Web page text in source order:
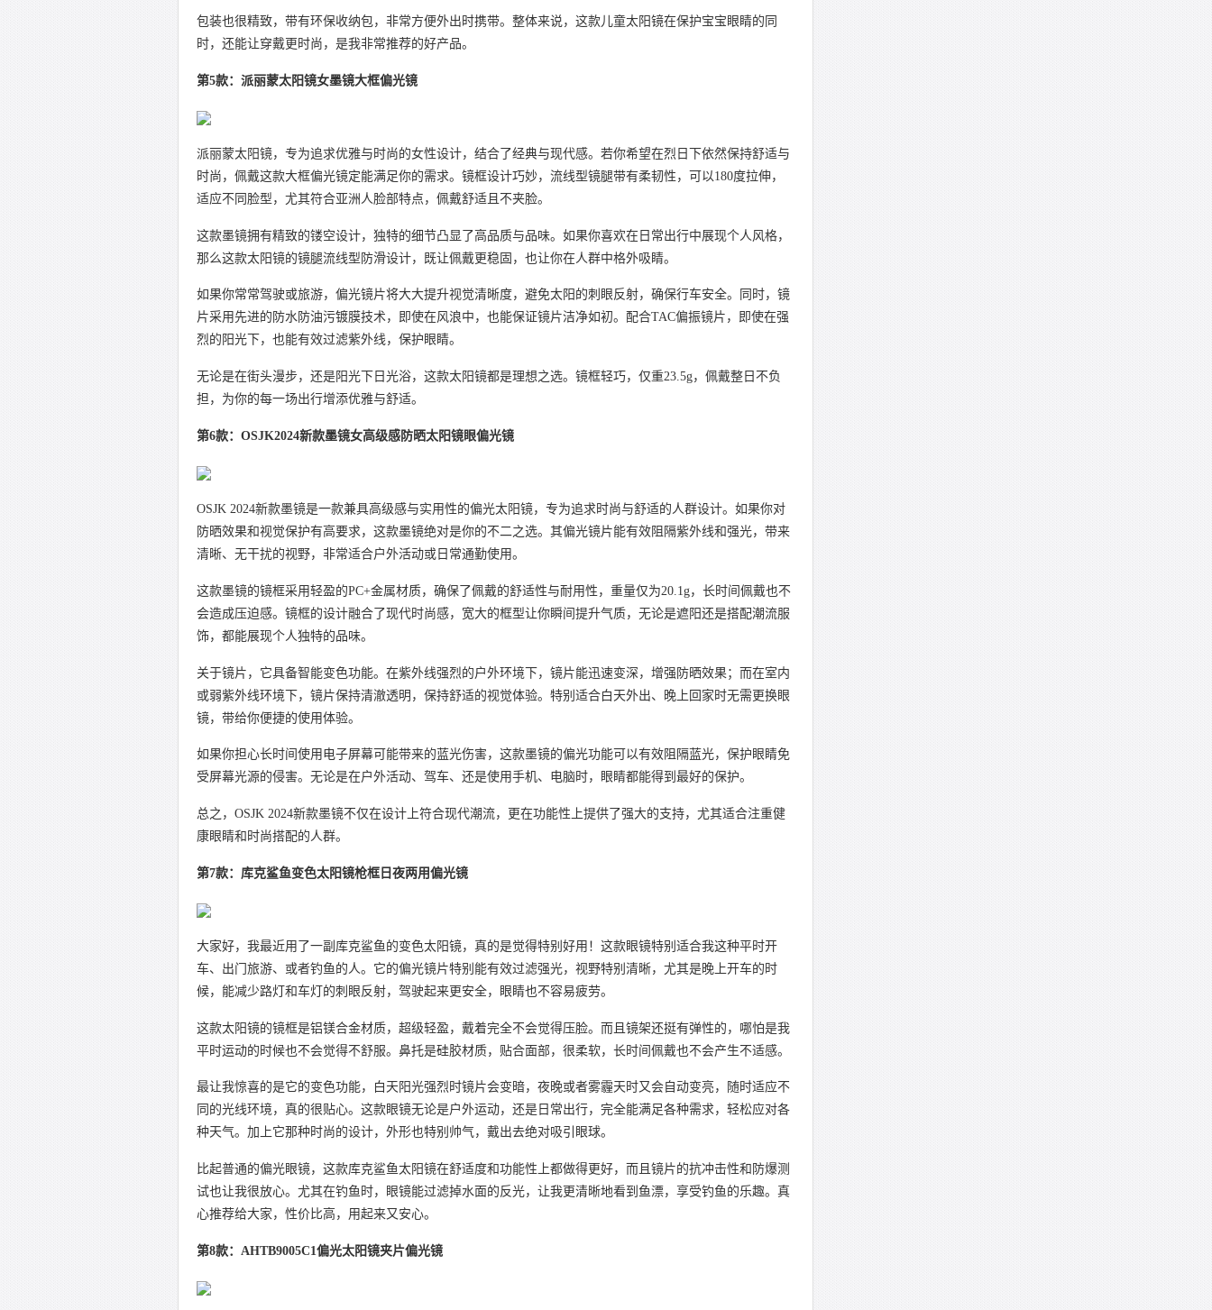
包装也很精致，带有环保收纳包，非常方便外出时携带。整体来说，这款儿童太阳镜在保护宝宝眼睛的同
时，还能让穿戴更时尚，是我非常推荐的好产品。
第5款：派丽蒙太阳镜女墨镜大框偏光镜
派丽蒙太阳镜，专为追求优雅与时尚的女性设计，结合了经典与现代感。若你希望在烈日下依然保持舒适与
时尚，佩戴这款大框偏光镜定能满足你的需求。镜框设计巧妙，流线型镜腿带有柔韧性，可以180度拉伸，
适应不同脸型，尤其符合亚洲人脸部特点，佩戴舒适且不夹脸。
这款墨镜拥有精致的镂空设计，独特的细节凸显了高品质与品味。如果你喜欢在日常出行中展现个人风格，
那么这款太阳镜的镜腿流线型防滑设计，既让佩戴更稳固，也让你在人群中格外吸睛。
如果你常常驾驶或旅游，偏光镜片将大大提升视觉清晰度，避免太阳的刺眼反射，确保行车安全。同时，镜
片采用先进的防水防油污镀膜技术，即使在风浪中，也能保证镜片洁净如初。配合TAC偏振镜片，即使在强
烈的阳光下，也能有效过滤紫外线，保护眼睛。
无论是在街头漫步，还是阳光下日光浴，这款太阳镜都是理想之选。镜框轻巧，仅重23.5g，佩戴整日不负
担，为你的每一场出行增添优雅与舒适。
第6款：OSJK2024新款墨镜女高级感防晒太阳镜眼偏光镜
OSJK 2024新款墨镜是一款兼具高级感与实用性的偏光太阳镜，专为追求时尚与舒适的人群设计。如果你对
防晒效果和视觉保护有高要求，这款墨镜绝对是你的不二之选。其偏光镜片能有效阻隔紫外线和强光，带来
清晰、无干扰的视野，非常适合户外活动或日常通勤使用。
这款墨镜的镜框采用轻盈的PC+金属材质，确保了佩戴的舒适性与耐用性，重量仅为20.1g，长时间佩戴也不
会造成压迫感。镜框的设计融合了现代时尚感，宽大的框型让你瞬间提升气质，无论是遮阳还是搭配潮流服
饰，都能展现个人独特的品味。
关于镜片，它具备智能变色功能。在紫外线强烈的户外环境下，镜片能迅速变深，增强防晒效果；而在室内
或弱紫外线环境下，镜片保持清澈透明，保持舒适的视觉体验。特别适合白天外出、晚上回家时无需更换眼
镜，带给你便捷的使用体验。
如果你担心长时间使用电子屏幕可能带来的蓝光伤害，这款墨镜的偏光功能可以有效阻隔蓝光，保护眼睛免
受屏幕光源的侵害。无论是在户外活动、驾车、还是使用手机、电脑时，眼睛都能得到最好的保护。
总之，OSJK 2024新款墨镜不仅在设计上符合现代潮流，更在功能性上提供了强大的支持，尤其适合注重健
康眼睛和时尚搭配的人群。
第7款：库克鲨鱼变色太阳镜枪框日夜两用偏光镜
大家好，我最近用了一副库克鲨鱼的变色太阳镜，真的是觉得特别好用！这款眼镜特别适合我这种平时开
车、出门旅游、或者钓鱼的人。它的偏光镜片特别能有效过滤强光，视野特别清晰，尤其是晚上开车的时
候，能减少路灯和车灯的刺眼反射，驾驶起来更安全，眼睛也不容易疲劳。
这款太阳镜的镜框是铝镁合金材质，超级轻盈，戴着完全不会觉得压脸。而且镜架还挺有弹性的，哪怕是我
平时运动的时候也不会觉得不舒服。鼻托是硅胶材质，贴合面部，很柔软，长时间佩戴也不会产生不适感。
最让我惊喜的是它的变色功能，白天阳光强烈时镜片会变暗，夜晚或者雾霾天时又会自动变亮，随时适应不
同的光线环境，真的很贴心。这款眼镜无论是户外运动，还是日常出行，完全能满足各种需求，轻松应对各
种天气。加上它那种时尚的设计，外形也特别帅气，戴出去绝对吸引眼球。
比起普通的偏光眼镜，这款库克鲨鱼太阳镜在舒适度和功能性上都做得更好，而且镜片的抗冲击性和防爆测
试也让我很放心。尤其在钓鱼时，眼镜能过滤掉水面的反光，让我更清晰地看到鱼漂，享受钓鱼的乐趣。真
心推荐给大家，性价比高，用起来又安心。
第8款：AHTB9005C1偏光太阳镜夹片偏光镜